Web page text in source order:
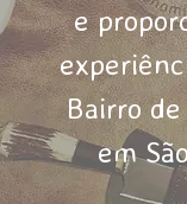
e
Bairro
em